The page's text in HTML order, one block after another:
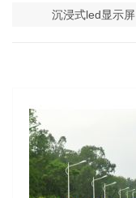
沉浸式led显示屏